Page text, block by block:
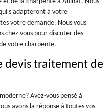
s'adapteront à votre
votre demande. Nous vous
chez vous pour discuter des
votre charpente.
devis traitement de
Avez-vous pensé à
avons la réponse à toutes vos